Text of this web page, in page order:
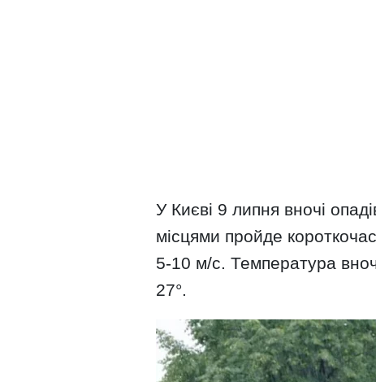
У Києві 9 липня вночі
місцями пройде
5-10 м/с. Температура
27°.